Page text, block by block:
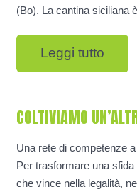
(Bo). La cantina siciliana
Leggi tutto
COLTIVIAMO
Una rete di competenze
Per trasformare una
che vince nella legalità,